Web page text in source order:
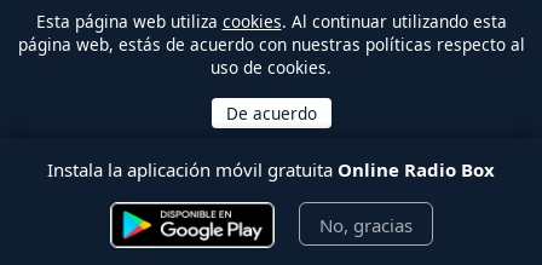
Esta página web utiliza cookies. Al continuar utilizando esta
página web, estás de acuerdo con nuestras políticas respecto al
uso de cookies.
Instala la aplicación móvil gratuita Online Radio Box
No, gracias